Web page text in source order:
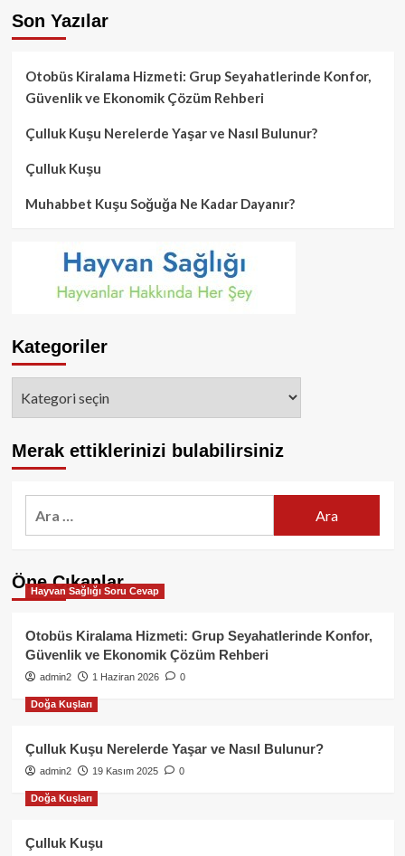
Son Yazılar
Otobüs Kiralama Hizmeti: Grup Seyahatlerinde Konfor,
Güvenlik ve Ekonomik Çözüm Rehberi
Çulluk Kuşu Nerelerde Yaşar ve Nasıl Bulunur?
Çulluk Kuşu
Muhabbet Kuşu Soğuğa Ne Kadar Dayanır?
Kategoriler
Merak ettiklerinizi bulabilirsiniz
Öne Çıkanlar
Hayvan Sağlığı Soru Cevap
Otobüs Kiralama Hizmeti: Grup Seyahatlerinde Konfor,
Güvenlik ve Ekonomik Çözüm Rehberi
admin2 1 Haziran 2026 0
Doğa Kuşları
Çulluk Kuşu Nerelerde Yaşar ve Nasıl Bulunur?
admin2 19 Kasım 2025 0
Doğa Kuşları
Çulluk Kuşu